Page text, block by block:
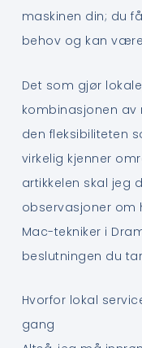
maskinen din; du
behov og kan
Det som gjør
kombinasjonen
den fleksibiliteten
virkelig kjenner
artikkelen skal jeg
observasjoner om
Mac-tekniker i
beslutningen du
Hvorfor lokal
gang